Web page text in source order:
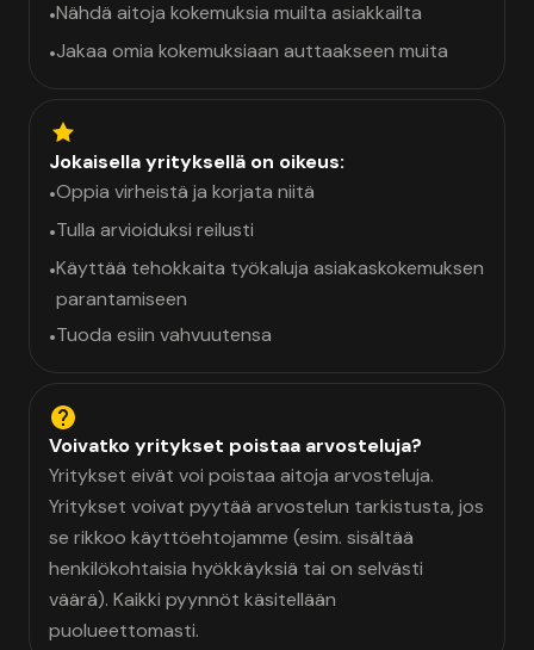
•Nähdä aitoja kokemuksia muilta asiakkailta
•Jakaa omia kokemuksiaan auttaakseen muita
Jokaisella yrityksellä on oikeus:
•Oppia virheistä ja korjata niitä
•Tulla arvioiduksi reilusti
•Käyttää tehokkaita työkaluja asiakaskokemuksen
parantamiseen
•Tuoda esiin vahvuutensa
Voivatko yritykset poistaa arvosteluja?
Yritykset eivät voi poistaa aitoja arvosteluja.
Yritykset voivat pyytää arvostelun tarkistusta, jos
se rikkoo käyttöehtojamme (esim. sisältää
henkilökohtaisia hyökkäyksiä tai on selvästi
väärä). Kaikki pyynnöt käsitellään
puolueettomasti.